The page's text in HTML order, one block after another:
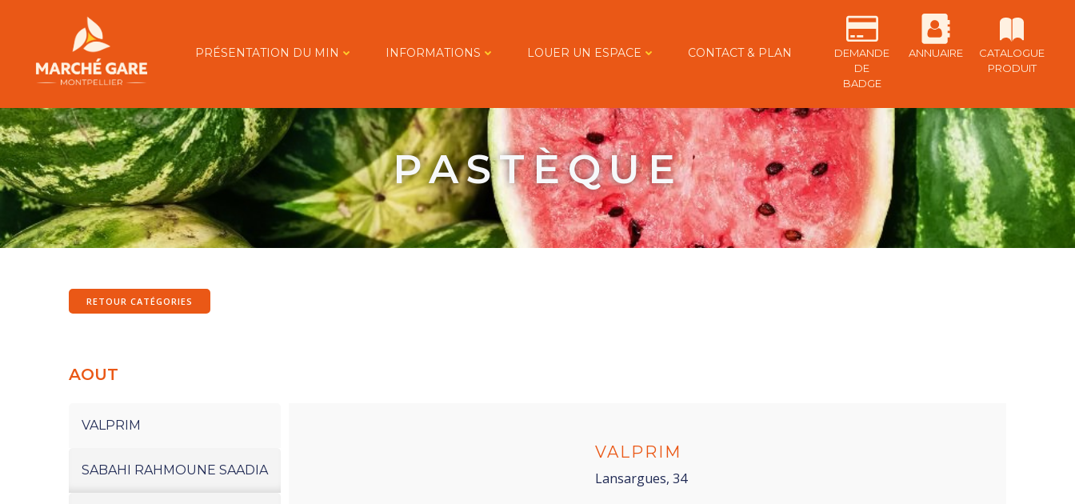
PRÉSENTATION DU MIN INFORMATIONS LOUER UN ESPACE CONTACT & PLAN
DEMANDE
DE
BADGE
ANNUAIRE
CATALOGUE
PRODUIT
PASTÈQUE
RETOUR CATÉGORIES
AOUT
VALPRIM
SABAHI RAHMOUNE SAADIA
VALPRIM
Lansargues, 34